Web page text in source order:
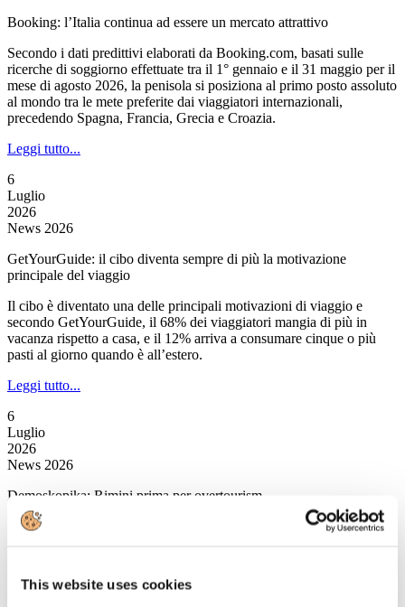
This website uses cookies
Booking: l’Italia continua ad essere un mercato attrattivo
Secondo i dati predittivi elaborati da Booking.com, basati sulle
ricerche di soggiorno effettuate tra il 1° gennaio e il 31 maggio per il
mese di agosto 2026, la penisola si posiziona al primo posto assoluto
al mondo tra le mete preferite dai viaggiatori internazionali,
precedendo Spagna, Francia, Grecia e Croazia.
Leggi tutto...
6
Luglio
2026
News 2026
GetYourGuide: il cibo diventa sempre di più la motivazione
principale del viaggio
Il cibo è diventato una delle principali motivazioni di viaggio e
secondo GetYourGuide, il 68% dei viaggiatori mangia di più in
vacanza rispetto a casa, e il 12% arriva a consumare cinque o più
pasti al giorno quando è all’estero.
Leggi tutto...
6
Luglio
2026
News 2026
Demoskopika: Rimini prima per overtourism
È Rimini a salire sul gradino più alto del podio nell’overtourism
concentrazioni urbane più elevate in assoluto.